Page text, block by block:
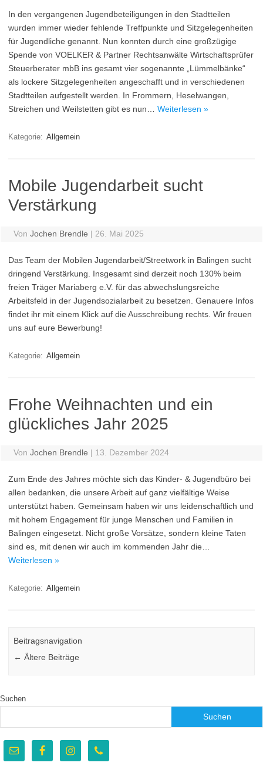
In den vergangenen Jugendbeteiligungen in den Stadtteilen
wurden immer wieder fehlende Treffpunkte und Sitzgelegenheiten
für Jugendliche genannt. Nun konnten durch eine großzügige
Spende von VOELKER & Partner Rechtsanwälte Wirtschaftsprüfer
Steuerberater mbB ins gesamt vier sogenannte „Lümmelbänke“
als lockere Sitzgelegenheiten angeschafft und in verschiedenen
Stadtteilen aufgestellt werden. In Frommern, Heselwangen,
Streichen und Weilstetten gibt es nun… Weiterlesen »
Kategorie: Allgemein
Mobile Jugendarbeit sucht
Verstärkung
Von Jochen Brendle | 26. Mai 2025
Das Team der Mobilen Jugendarbeit/Streetwork in Balingen sucht
dringend Verstärkung. Insgesamt sind derzeit noch 130% beim
freien Träger Mariaberg e.V. für das abwechslungsreiche
Arbeitsfeld in der Jugendsozialarbeit zu besetzen. Genauere Infos
findet ihr mit einem Klick auf die Ausschreibung rechts. Wir freuen
uns auf eure Bewerbung!
Kategorie: Allgemein
Frohe Weihnachten und ein
glückliches Jahr 2025
Von Jochen Brendle | 13. Dezember 2024
Zum Ende des Jahres möchte sich das Kinder- & Jugendbüro bei
allen bedanken, die unsere Arbeit auf ganz vielfältige Weise
unterstützt haben. Gemeinsam haben wir uns leidenschaftlich und
mit hohem Engagement für junge Menschen und Familien in
Balingen eingesetzt. Nicht große Vorsätze, sondern kleine Taten
sind es, mit denen wir auch im kommenden Jahr die…
Weiterlesen »
Kategorie: Allgemein
Beitragsnavigation
← Ältere Beiträge
Suchen
Suchen